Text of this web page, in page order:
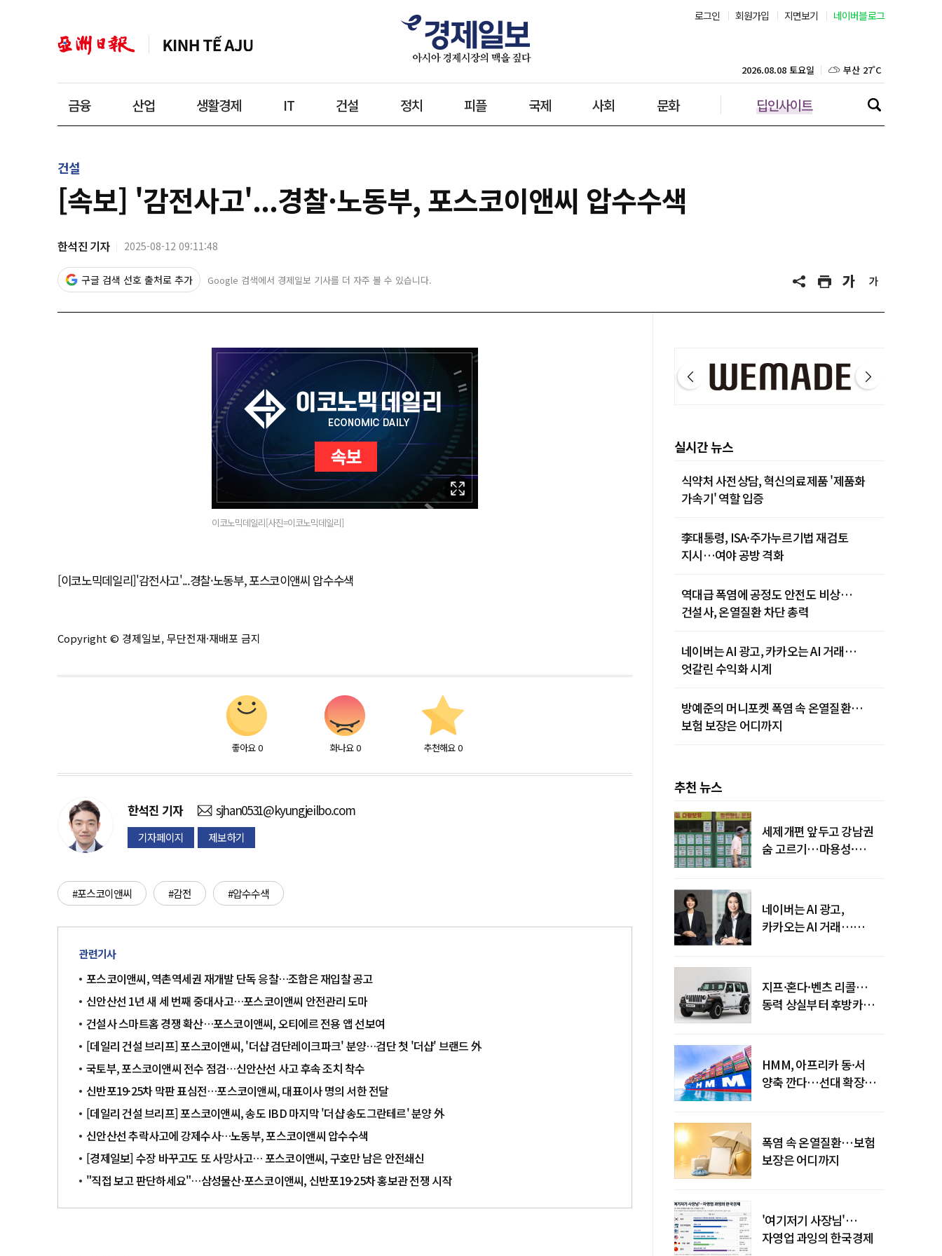
로그인 회원가입 지면보기 네이버블로그
금융 산업 생활경제 IT 건설 정치 피플 국제 사회 문화 딥인사이트
2026.08.08 토요일 부산 27˚C
대구 26˚C
강릉 20˚C
제주 29˚C
건설
[속보] '감전사고'...경찰·노동부, 포스코이앤씨 압수수색
한석진 기자 2025-08-12 09:11:48
구글 검색 선호 출처로 추가 Google 검색에서 경제일보 기사를 더 자주 볼 수 있습니다.
이코노믹데일리[사진=이코노믹데일리]
[이코노믹데일리]'감전사고'...경찰·노동부, 포스코이앤씨 압수수색
Copyright © 경제일보, 무단전재·재배포 금지
좋아요 0 화나요 0 추천해요 0
한석진 기자 sjhan0531@kyungjeilbo.com
기자페이지 제보하기
#포스코이앤씨 #감전 #압수수색
관련기사
포스코이앤씨, 역촌역세권 재개발 단독 응찰…조합은 재입찰 공고
신안산선 1년 새 세 번째 중대사고…포스코이앤씨 안전관리 도마
건설사 스마트홈 경쟁 확산…포스코이앤씨, 오티에르 전용 앱 선보여
[데일리 건설 브리프] 포스코이앤씨, '더샵 검단레이크파크' 분양…검단 첫 '더샵' 브랜드 外
국토부, 포스코이앤씨 전수 점검…신안산선 사고 후속 조치 착수
신반포19·25차 막판 표심전…포스코이앤씨, 대표이사 명의 서한 전달
[데일리 건설 브리프] 포스코이앤씨, 송도 IBD 마지막 '더샵 송도그란테르' 분양 外
신안산선 추락사고에 강제수사…노동부, 포스코이앤씨 압수수색
[경제일보] 수장 바꾸고도 또 사망사고… 포스코이앤씨, 구호만 남은 안전쇄신
"직접 보고 판단하세요"…삼성물산·포스코이앤씨, 신반포19·25차 홍보관 전쟁 시작
실시간 뉴스
식약처 사전상담, 혁신의료제품 '제품화
가속기' 역할 입증
李대통령, ISA·주가누르기법 재검토
지시…여야 공방 격화
역대급 폭염에 공정도 안전도 비상…
건설사, 온열질환 차단 총력
네이버는 AI 광고, 카카오는 AI 거래…
엇갈린 수익화 시계
방예준의 머니포켓 폭염 속 온열질환…
보험 보장은 어디까지
추천 뉴스
세제개편 앞두고 강남권
숨 고르기…마용성·
네이버는 AI 광고,
카카오는 AI 거래…
지프·혼다·벤츠 리콜…
동력 상실부터 후방카메라
HMM, 아프리카 동·서
양축 깐다…선대 확장
폭염 속 온열질환…보험
보장은 어디까지
'여기저기 사장님'…
자영업 과잉의 한국경제